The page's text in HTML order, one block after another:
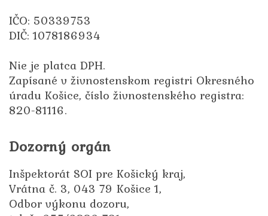
IČO: 50339753
DIČ: 1078186934
Nie je platca DPH.
Zapísané v živnostenskom registri Okresného
úradu Košice, číslo živnostenského registra:
820-81116.
Dozorný orgán
Inšpektorát SOI pre Košický kraj,
Vrátna č. 3, 043 79 Košice 1,
Odbor výkonu dozoru,